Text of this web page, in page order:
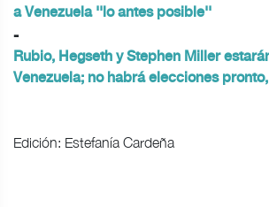
a Venezuela ''lo antes posible''
-
Rubio, Hegseth y Stephen Miller
Venezuela; no habrá elecciones
Edición: Estefanía Cardeña